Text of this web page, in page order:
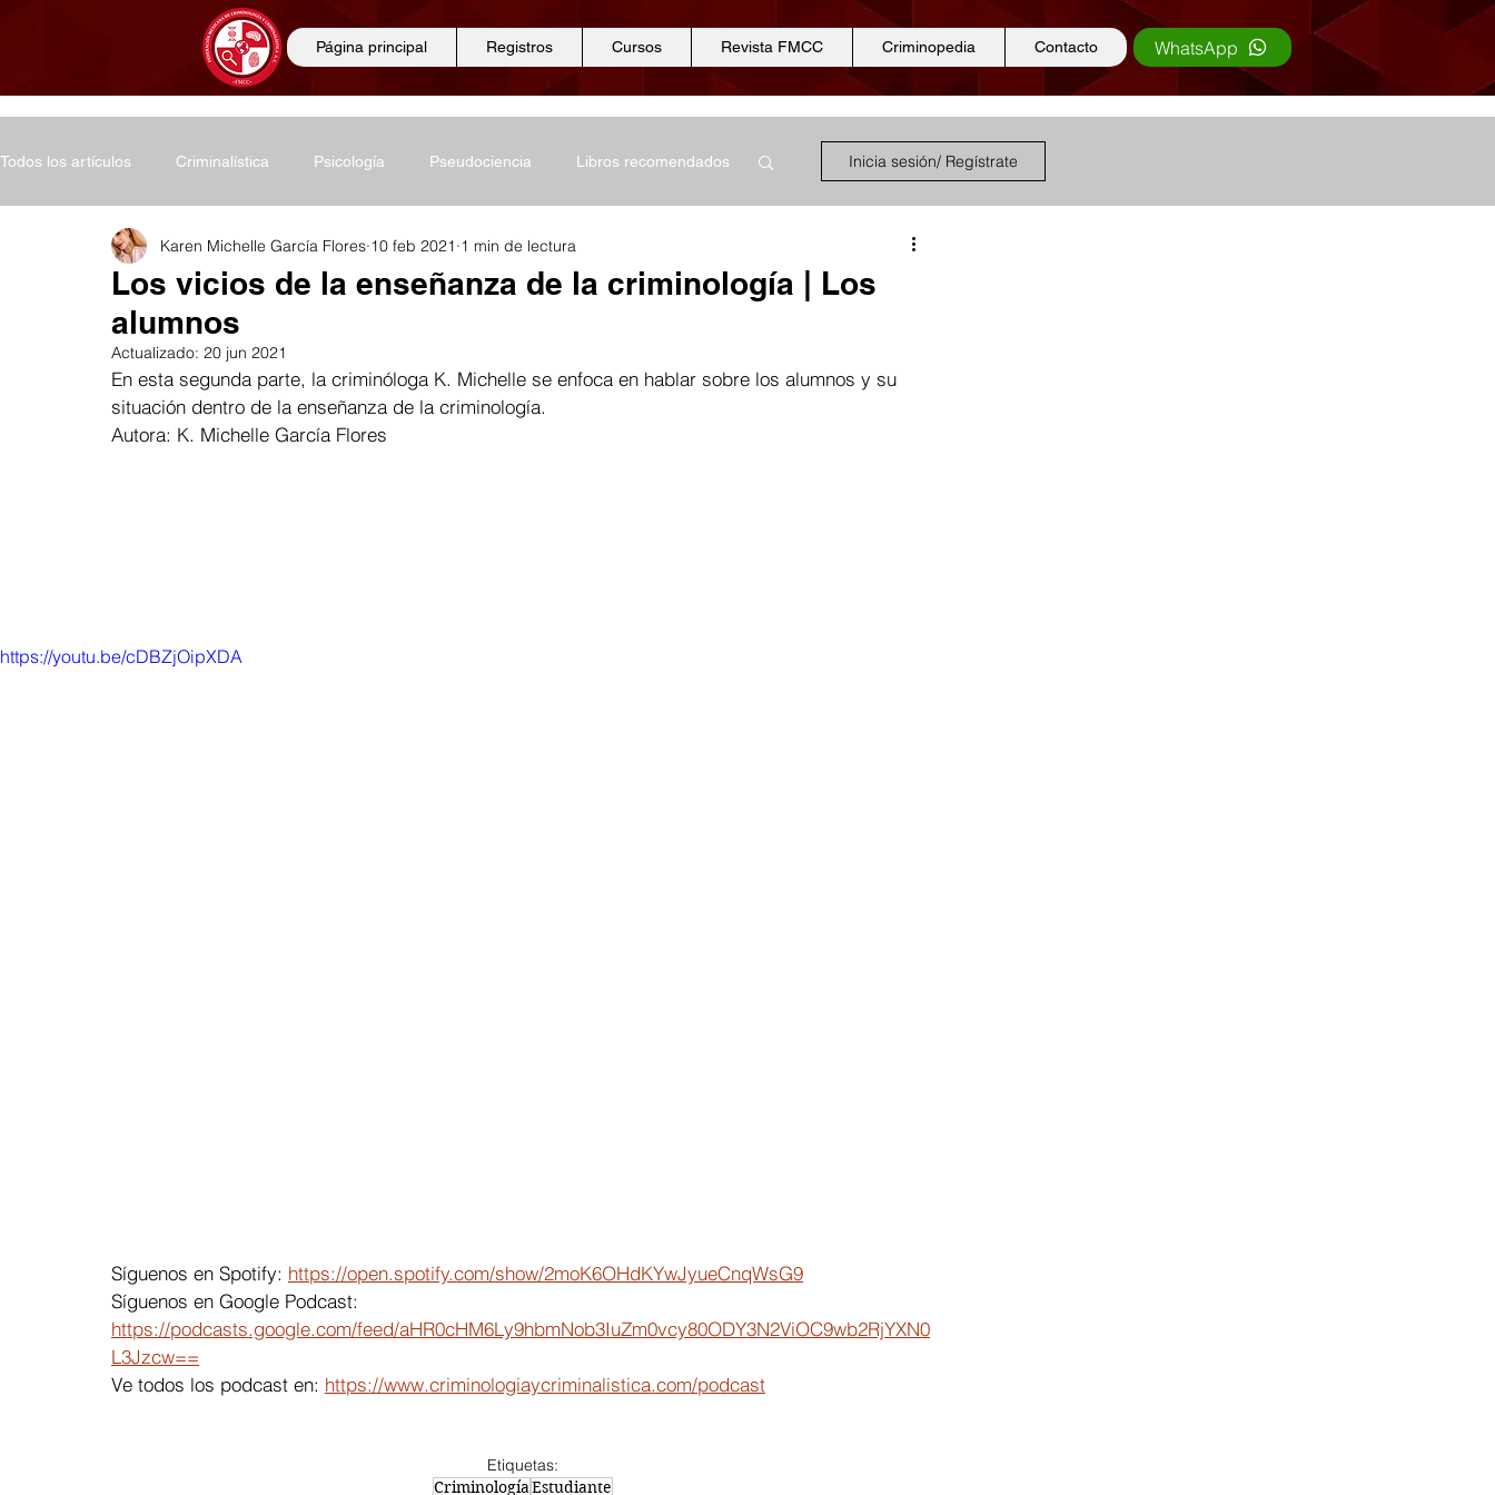
Página principal Registros Cursos Revista FMCC Criminopedia Contacto WhatsApp
Todos los artículos Criminalística Psicología Pseudociencia Libros recomendados
Investigación criminal Conferencias Ciencias forenses
Ciencias criminológicas
Educación Entrevistas Derecho
Inicia sesión/ Regístrate
Los vicios de la enseñanza de la criminología | Los
alumnos
Karen Michelle García Flores 10 feb 2021 1 min de lectura
Actualizado: 20 jun 2021
En esta segunda parte, la criminóloga K. Michelle se enfoca en hablar sobre los alumnos y su
situación dentro de la enseñanza de la criminología.
Autora: K. Michelle García Flores
https://youtu.be/cDBZjOipXDA
Síguenos en Spotify: https://open.spotify.com/show/2moK6OHdKYwJyueCnqWsG9
Síguenos en Google Podcast:
https://podcasts.google.com/feed/aHR0cHM6Ly9hbmNob3IuZm0vcy80ODY3N2ViOC9wb2RjYXN0
L3Jzcw==
Ve todos los podcast en: https://www.criminologiaycriminalistica.com/podcast
Etiquetas:
CriminologíaEstudiante